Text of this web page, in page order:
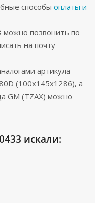
способы оплаты и
можно позвонить по
на почту
артикула
(100x145x1286), а
GM (TZAX) можно
искали: